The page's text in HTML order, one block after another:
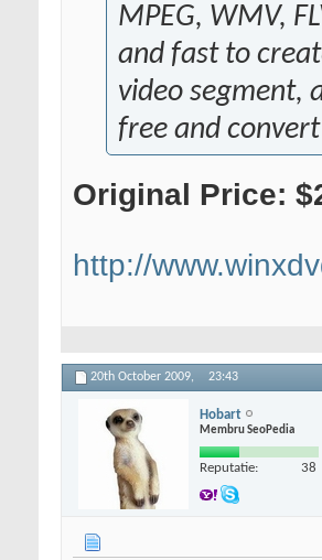
MPEG, WMV,
and fast to
video segment,
free and
Original Price:
http://
20th October 2009, 23:43
Hobart
Membru SeoPedia
Reputatie: 38